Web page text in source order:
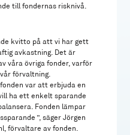
till fondernas risknivå.
kvitto på att vi har gett
avkastning. Det är
våra övriga fonder, varför
förvaltning.
var att erbjuda en
ha ett enkelt sparande
Fonden lämpar
”, säger Jörgen
förvaltare av fonden.